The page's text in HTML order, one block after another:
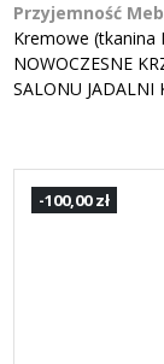
Przyjemność
Kremowe (tkanina
NOWOCZESNE
SALONU JADALNI
-100,00 zł